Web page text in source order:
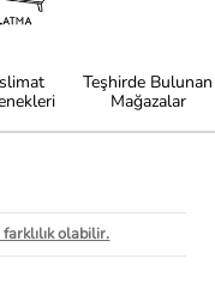
Teşhirde Bulunan
Mağazalar
olabilir.